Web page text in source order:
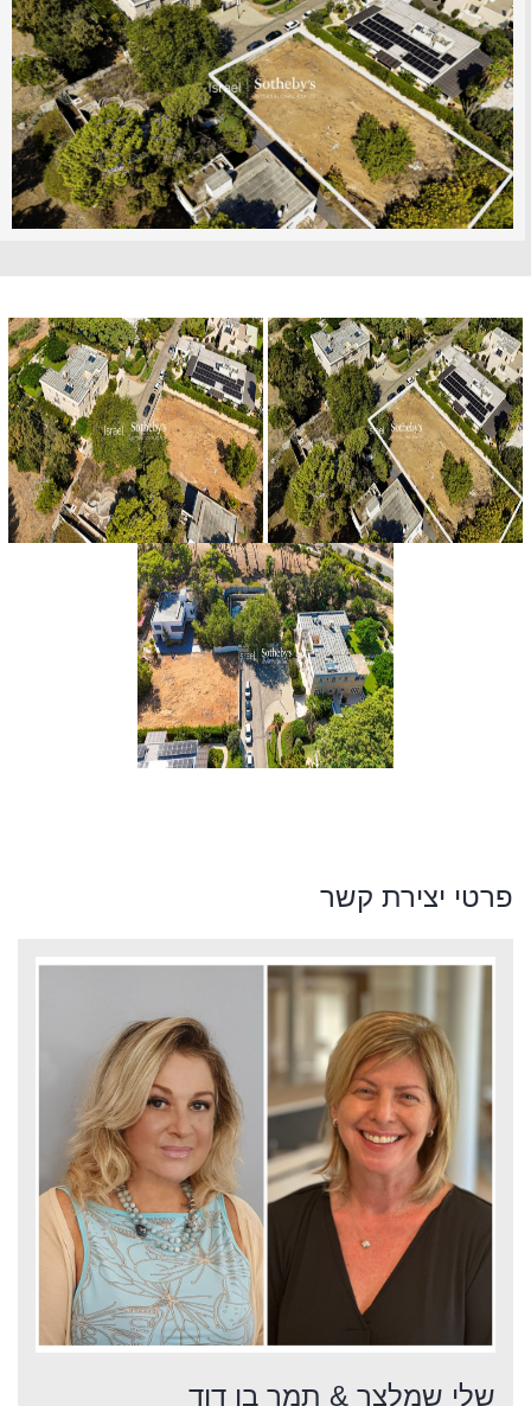
פרטי יצירת קשר
שלי שמלצר & תמר בן דוד